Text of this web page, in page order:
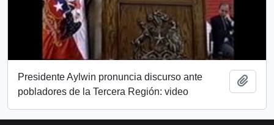
Presidente Aylwin pronuncia discurso ante
pobladores de la Tercera Región: video